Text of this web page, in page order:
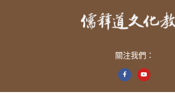
關注我們：